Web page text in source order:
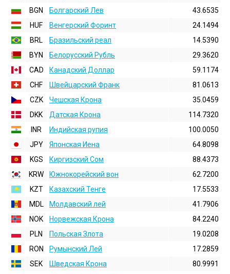
BGN
Болгарский Лев
43.6535
HUF
Венгерский Форинт
24.1494
BRL
Бразильский реал
14.5390
BYN
Белорусский Рубль
29.3620
CAD
Канадский Доллар
59.1174
CHF
Швейцарский Франк
81.0613
CZK
Чешская Крона
35.0459
DKK
Датская Крона
114.7320
INR
Индийская pупия
100.0050
JPY
Японская Иена
64.8098
KGS
Киргизский Сом
88.4373
KRW
Южнокорейский вон
62.7200
KZT
Казахский Тенге
17.5533
MDL
Молдавский лей
41.7906
NOK
Норвежская Крона
84.2240
PLN
Польская Злота
19.0208
RON
Румынский Лей
17.2859
SEK
Шведская Крона
80.9991